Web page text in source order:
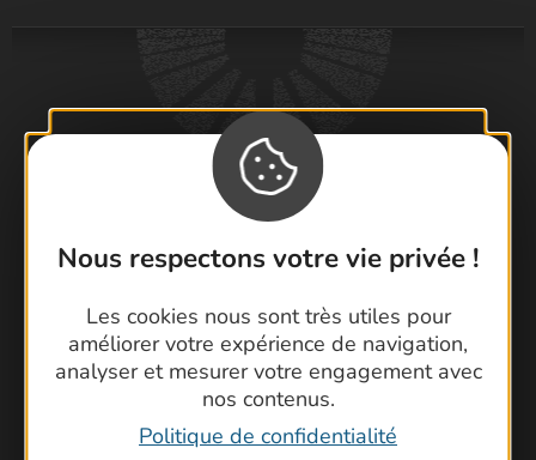
Nous respectons votre vie privée !
Les cookies nous sont très utiles pour
améliorer votre expérience de navigation,
analyser et mesurer votre engagement avec
nos contenus.
Politique de confidentialité